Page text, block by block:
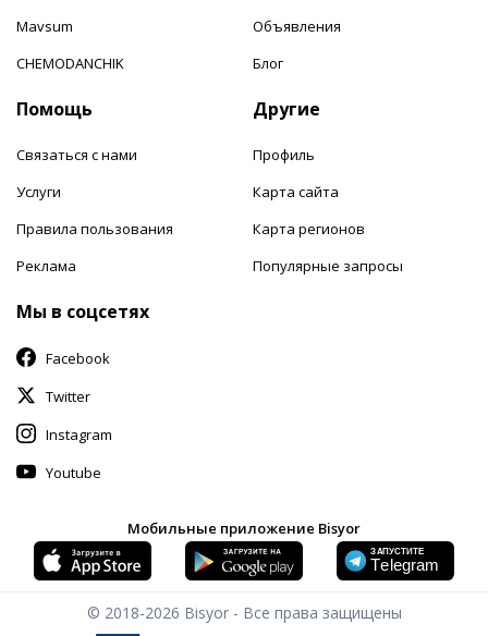
Mavsum
CHEMODANCHIK
Объявления
Блог
Помощь
Связаться с нами
Услуги
Правила пользования
Реклама
Другие
Профиль
Карта сайта
Карта регионов
Популярные запросы
Мы в соцсетях
Facebook
Twitter
Instagram
Youtube
Мобильные приложение Bisyor
© 2018-2026 Bisyor - Все права защищены